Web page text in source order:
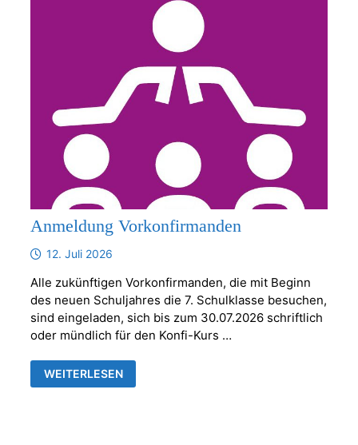
Anmeldung Vorkonfirmanden
12. Juli 2026
Alle zukünftigen Vorkonfirmanden, die mit Beginn
des neuen Schuljahres die 7. Schulklasse besuchen,
sind eingeladen, sich bis zum 30.07.2026 schriftlich
oder mündlich für den Konfi-Kurs …
ANMELDUNG
VORKONFIRMANDEN
WEITERLESEN